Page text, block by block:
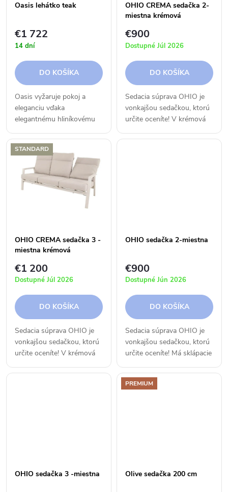
e
p
o
d
u
o
v
p
o
d
u
v
Oasis lehátko teak
€1 722
14 dní
DO KOŠÍKA
Oasis vyžaruje pokoj a
eleganciu vďaka
elegantnému hliníkovému
jemným, príjemným líniám.
Veľkoryso dimenzované
vankúše čalúnené látkou
Olefin vytvárajú...
OHIO CREMA sedačka 2-
miestna krémová
€900
Dostupné Júl 2026
DO KOŠÍKA
Sedacia súprava OHIO je
vonkajšou sedačkou, ktorú
určite oceníte! V krémová
sklápacie vysoké opierky
STANDARD
OHIO CREMA sedačka 3 -
miestna krémová
€1 200
Dostupné Júl 2026
DO KOŠÍKA
Sedacia súprava OHIO je
vonkajšou sedačkou, ktorú
určite oceníte! V krémová
sklápacie vysoké opierky
OHIO sedačka 2-miestna
€900
Dostupné Jún 2026
DO KOŠÍKA
Sedacia súprava OHIO je
vonkajšou sedačkou, ktorú
určite oceníte! Má sklápacie
Vám poskytne maximálny
komfort. Vyberte si
OHIO sedačka 3 -miestna
PREMIUM
Olive sedačka 200 cm